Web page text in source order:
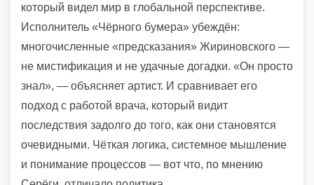
который видел мир в глобальной перспективе.
Исполнитель «Чёрного бумера» убеждён:
многочисленные «предсказания» Жириновского —
не мистификация и не удачные догадки. «Он просто
знал», — объясняет артист. И сравнивает его
подход с работой врача, который видит
последствия задолго до того, как они становятся
очевидными. Чёткая логика, системное мышление
и понимание процессов — вот что, по мнению